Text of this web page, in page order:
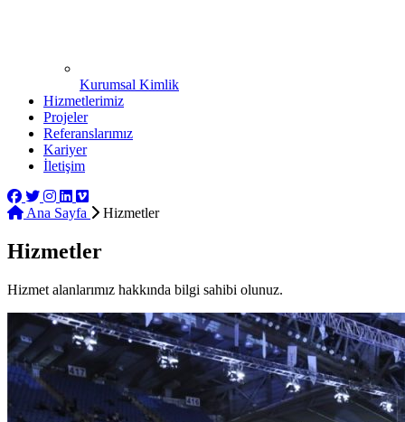
Kurumsal Kimlik
Hizmetlerimiz
Projeler
Referanslarımız
Kariyer
İletişim
Ana Sayfa Hizmetler
Hizmetler
Hizmet alanlarımız hakkında bilgi sahibi olunuz.